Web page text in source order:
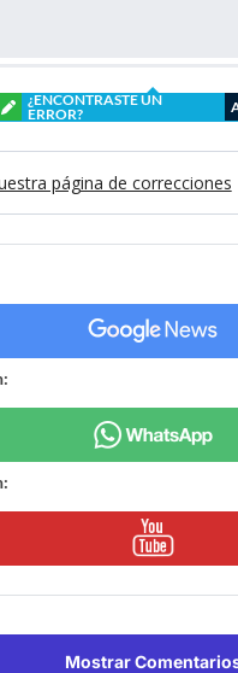
¿ENCONTRASTE UN
ERROR?
página de correcciones
Mostrar